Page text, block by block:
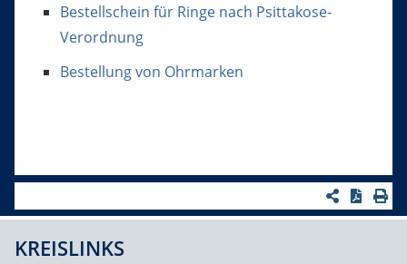
Bestellschein für Ringe nach Psittakose-
Verordnung
Bestellung von Ohrmarken
KREISLINKS